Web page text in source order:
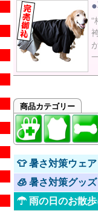
“
商品カテゴリー
👕 暑さ対策ウェア
🧊 暑さ対策グッズ
☂ 雨の日のお散歩